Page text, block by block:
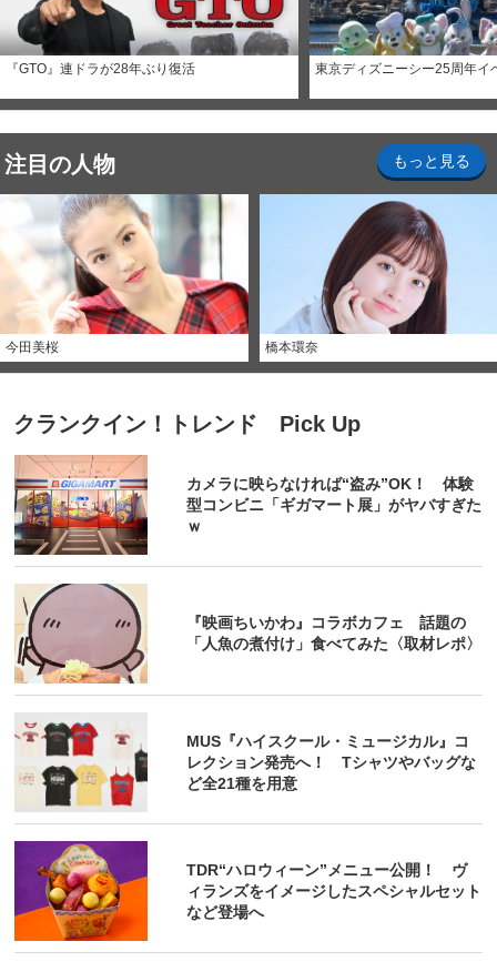
『GTO』連ドラが28年ぶり復活 東京ディズニーシー25周年イ
注目の人物 もっと見る
今田美桜 橋本環奈
クランクイン！トレンド Pick Up
カメラに映らなければ“盗み”OK！ 体験
型コンビニ「ギガマート展」がヤバすぎた
ｗ
『映画ちいかわ』コラボカフェ 話題の
「人魚の煮付け」食べてみた〈取材レポ〉
MUS『ハイスクール・ミュージカル』コ
レクション発売へ！ Tシャツやバッグな
ど全21種を用意
TDR“ハロウィーン”メニュー公開！ ヴ
ィランズをイメージしたスペシャルセット
など登場へ